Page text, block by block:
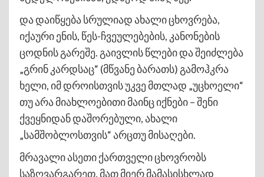
და დაიწყება სრულიად ახალი ცხოვრება,
იქაური ენის, წეს-ჩვეულებების, კანონების
ცოდნის გარეშე. გაივლის წლები და შეიძლება
„გრინ კარდსაც“ (მწვანე ბარათს) გამოჰკრა
ხელი, იმ დროისთვის უკვე მთლად „უცხოელი“
თუ არა მიახლოებითი მაინც იქნები – შენი
ქვეყნიდან დაშორებული, ახალი
„სამშობლოსთვის“ არცთუ მისაღები.
მრავალი ასეთი ქართველი ცხოვრობს
საზღვარგარეთ. მათ მიერ მამასისხლად